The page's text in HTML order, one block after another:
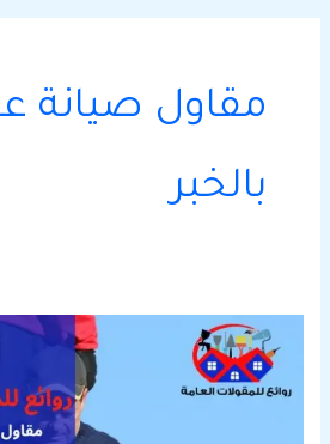
مقاول صيانة
بالخبر
مقاول
صيانة
عامة